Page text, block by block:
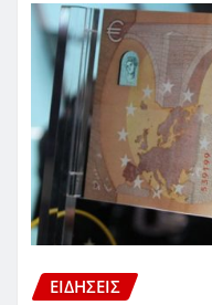
ΕΙΔΗΣΕΙΣ